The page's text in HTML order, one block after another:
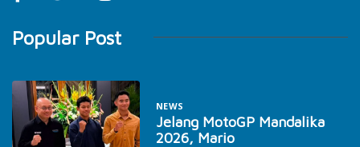
Popular Post
NEWS
Jelang MotoGP Mandalika
2026, Mario